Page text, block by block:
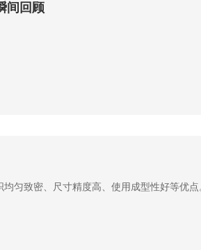
间回顾
匀致密、尺寸精度高、使用成型性好等优点